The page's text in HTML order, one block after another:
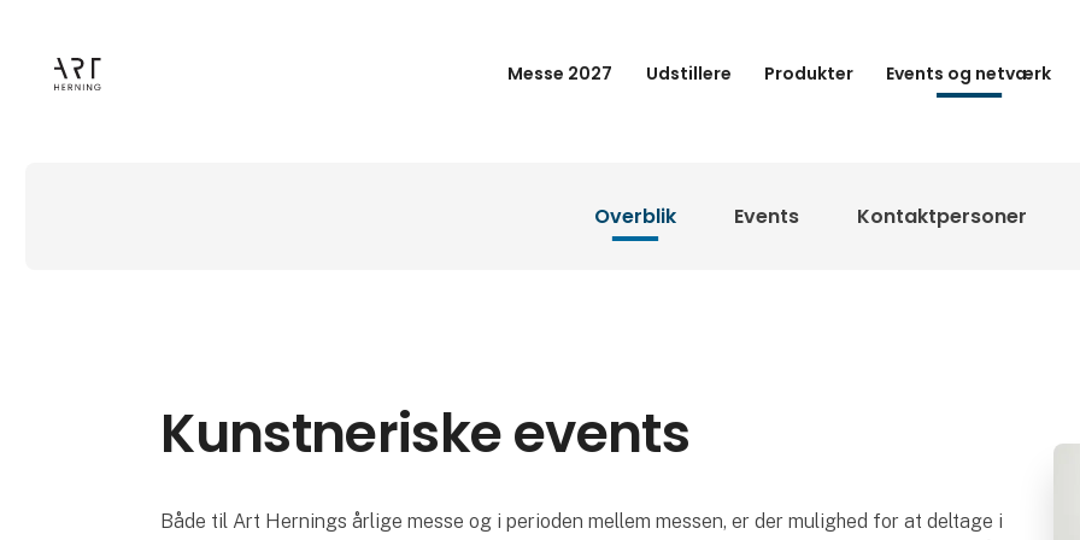
Messe 2027 Udstillere Produkter Events og netværk
Overblik Events Kontaktpersoner
Kunstneriske events
Både til Art Hernings årlige messe og i perioden mellem messen, er der mulighed for at deltage i